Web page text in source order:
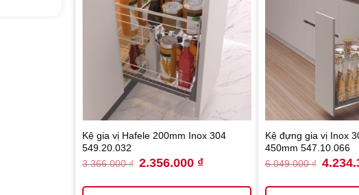
Kệ gia vị Hafele 200mm Inox 304
549.20.032
3.366.000₫ Original
price
3.366.000 ₫.
2.356.000 ₫Current
2.356.000 ₫.
Kệ đựng gia vị Inox
450mm 547.10.066
6.049.000₫ Original
price